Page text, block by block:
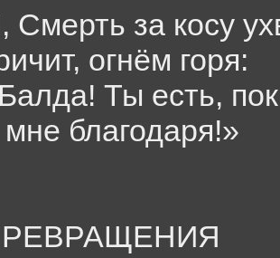
Смерть за косу
огнём горя:
Ты есть,
мне благодаря!»